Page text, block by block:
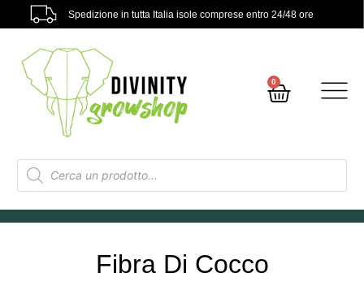
Spedizione in tutta Italia isole comprese entro 24/48 ore
0
Fibra Di Cocco